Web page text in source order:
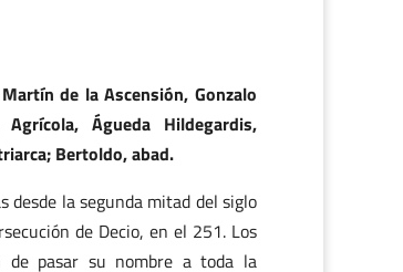
de la Ascensión, Gonzalo
Águeda Hildegardis,
Bertoldo, abad.
desde la segunda mitad del siglo
de Decio, en el 251. Los
de pasar su nombre a toda la